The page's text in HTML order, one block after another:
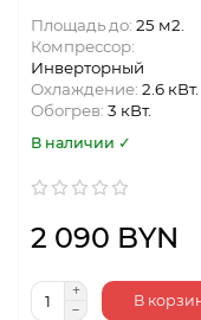
Площадь до: 25 м2.
Компрессор:
Инверторный
Охлаждение: 2.6 кВт.
Обогрев: 3 кВт.
В наличии ✓
2 090 BYN
В